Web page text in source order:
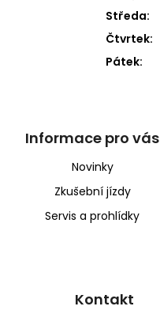
Středa:
Čtvrtek:
Pátek:
Informace pro vás
Novinky
Zkušební jízdy
Servis a prohlídky
Kontakt